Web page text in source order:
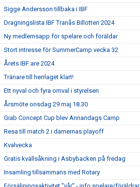
Sigge Andersson tillbaka i IBF
Dragningslista IBF Tranås Billotteri 2024
Ny medlemsapp för spelare och föräldar
Stort intresse för SummerCamp vecka 32
Årets IBF:are 2024
Tränare till herrlaget klart!
Ett nyval och fyra omval i styrelsen
Årsmöte onsdag 29 maj 18.30
Giab Concept Cup blev Annandags Camp
Resa till match 2 i damernas playoff
Kvalvecka
Gratis kvällsåkning i Asbybacken på fredag
Insamling tillsammans med Rotary